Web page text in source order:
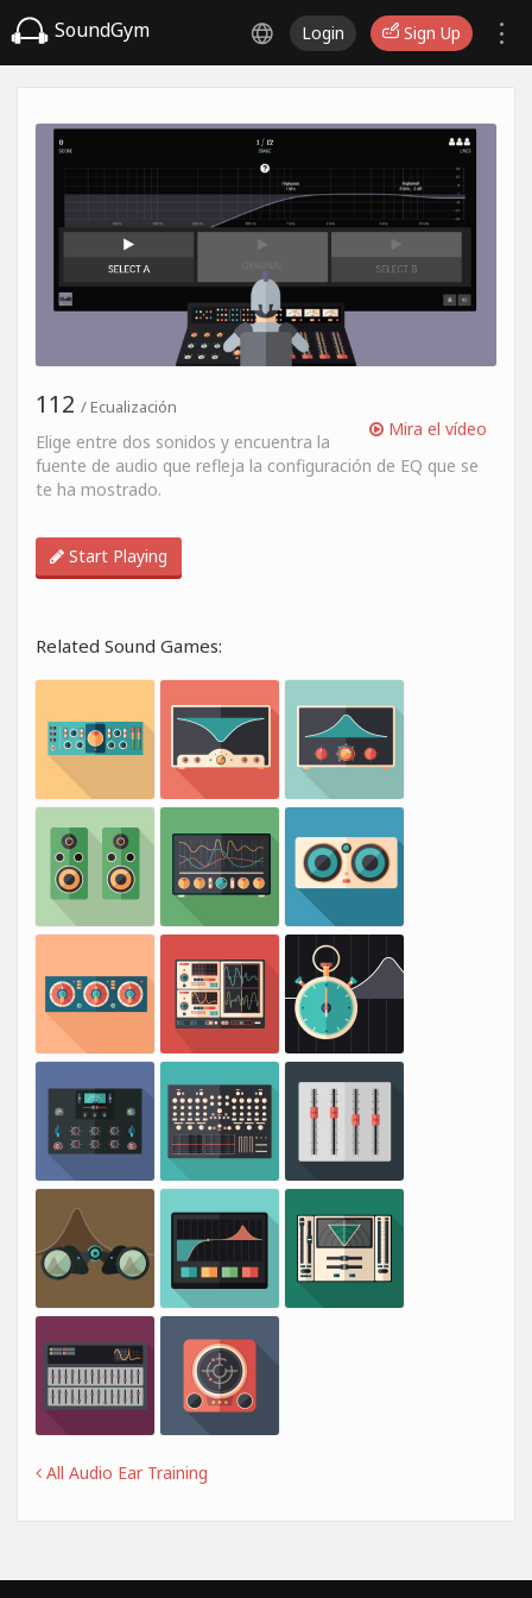
SoundGym Login Sign Up
Mira el vídeo
112 / Ecualización
Elige entre dos sonidos y encuentra la
fuente de audio que refleja la configuración de EQ que se
te ha mostrado.
Start Playing
Related Sound Games:
All Audio Ear Training